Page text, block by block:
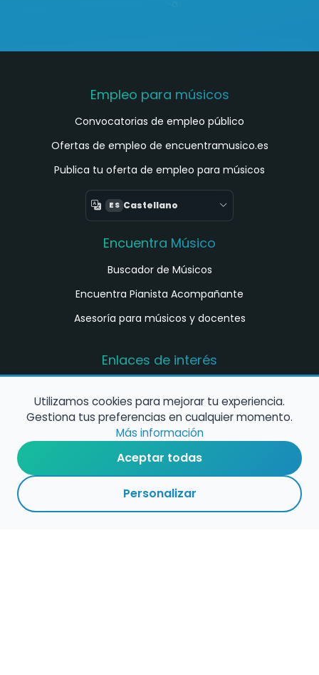
Empleo para músicos
Convocatorias de empleo público
Ofertas de empleo de encuentramusico.es
Publica tu oferta de empleo para músicos
ES Castellano
Encuentra Músico
Buscador de Músicos
Encuentra Pianista Acompañante
Asesoría para músicos y docentes
Enlaces de interés
música en España
Configura alertas de empleo
Contacta con nosotros
Utilizamos cookies para mejorar tu experiencia.
Gestiona tus preferencias en cualquier momento.
Más información
Aceptar todas
Personalizar